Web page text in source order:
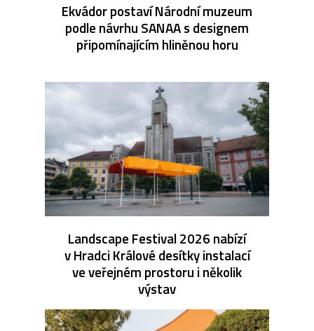
Ekvádor postaví Národní muzeum
podle návrhu SANAA s designem
připomínajícím hliněnou horu
Landscape Festival 2026 nabízí
v Hradci Králové desítky instalací
ve veřejném prostoru i několik
výstav